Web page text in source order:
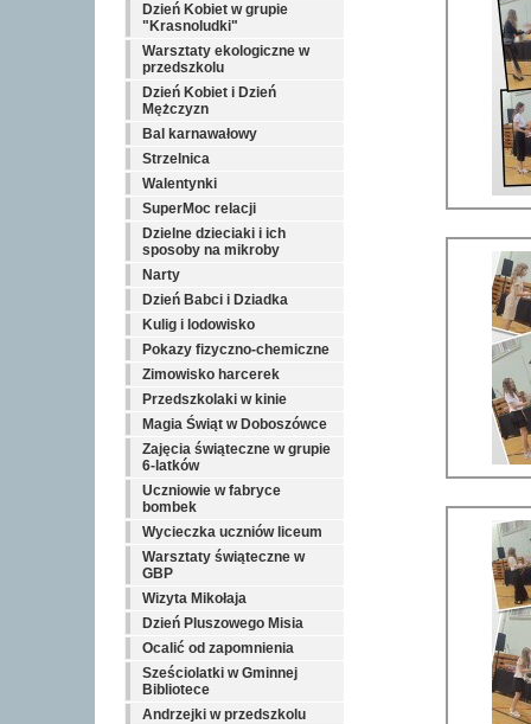
Dzień Kobiet w grupie
"Krasnoludki"
Warsztaty ekologiczne w
przedszkolu
Dzień Kobiet i Dzień
Mężczyzn
Bal karnawałowy
Strzelnica
Walentynki
SuperMoc relacji
Dzielne dzieciaki i ich
sposoby na mikroby
Narty
Dzień Babci i Dziadka
Kulig i lodowisko
Pokazy fizyczno-chemiczne
Zimowisko harcerek
Przedszkolaki w kinie
Magia Świąt w Doboszówce
Zajęcia świąteczne w grupie
6-latków
Uczniowie w fabryce
bombek
Wycieczka uczniów liceum
Warsztaty świąteczne w
GBP
Wizyta Mikołaja
Dzień Pluszowego Misia
Ocalić od zapomnienia
Sześciolatki w Gminnej
Bibliotece
Andrzejki w przedszkolu